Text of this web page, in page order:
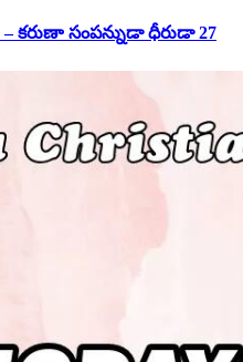
– కరుణా సంపన్నుడా ధీరుడా 27